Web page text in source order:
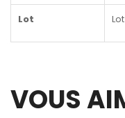
Lot
VOUS